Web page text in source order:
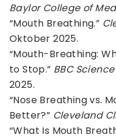
Baylor College of
“Mouth Breathing.”
Oktober 2025.
“Mouth-Breathing:
to Stop.” BBC
2025.
“Nose Breathing vs.
Better?” Cleveland
“What Is Mouth